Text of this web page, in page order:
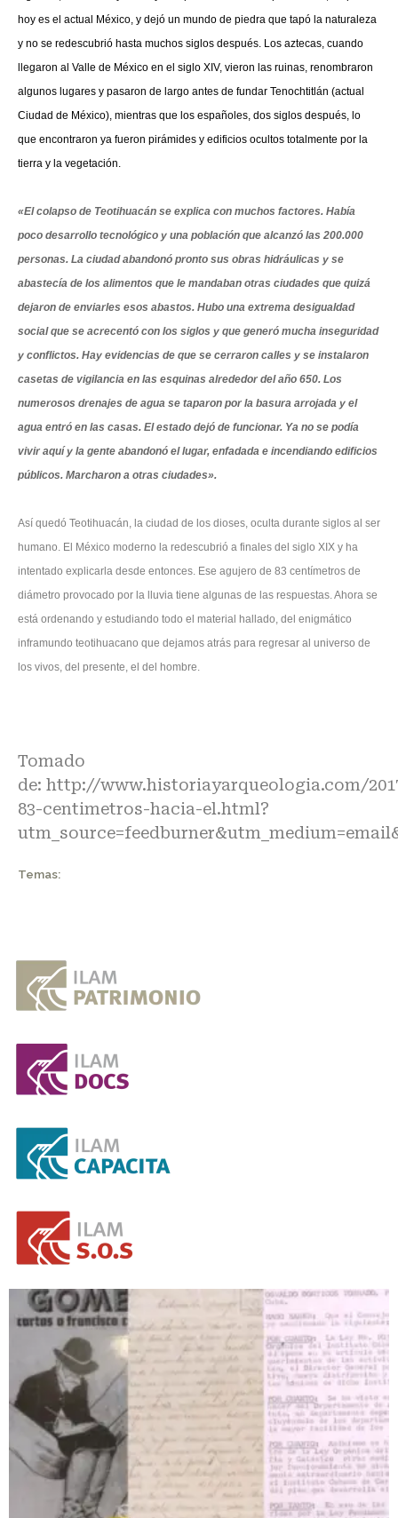
hoy es el actual México, y dejó un mundo de piedra que tapó la naturaleza
y no se redescubrió hasta muchos siglos después. Los aztecas, cuando
llegaron al Valle de México en el siglo XIV, vieron las ruinas, renombraron
algunos lugares y pasaron de largo antes de fundar Tenochtitlán (actual
Ciudad de México), mientras que los españoles, dos siglos después, lo
que encontraron ya fueron pirámides y edificios ocultos totalmente por la
tierra y la vegetación.
«El colapso de Teotihuacán se explica con muchos factores. Había
poco desarrollo tecnológico y una población que alcanzó las 200.000
personas. La ciudad abandonó pronto sus obras hidráulicas y se
abastecía de los alimentos que le mandaban otras ciudades que quizá
dejaron de enviarles esos abastos. Hubo una extrema desigualdad
social que se acrecentó con los siglos y que generó mucha inseguridad
y conflictos. Hay evidencias de que se cerraron calles y se instalaron
casetas de vigilancia en las esquinas alrededor del año 650. Los
numerosos drenajes de agua se taparon por la basura arrojada y el
agua entró en las casas. El estado dejó de funcionar. Ya no se podía
vivir aquí y la gente abandonó el lugar, enfadada e incendiando edificios
públicos. Marcharon a otras ciudades».
Así quedó Teotihuacán, la ciudad de los dioses, oculta durante siglos al ser
humano. El México moderno la redescubrió a finales del siglo XIX y ha
intentado explicarla desde entonces. Ese agujero de 83 centímetros de
diámetro provocado por la lluvia tiene algunas de las respuestas. Ahora se
está ordenando y estudiando todo el material hallado, del enigmático
inframundo teotihuacano que dejamos atrás para regresar al universo de
los vivos, del presente, el del hombre.
Tomado
de: http://www.historiayarqueologia.com/
83-centimetros-hacia-el.html?
Temas: